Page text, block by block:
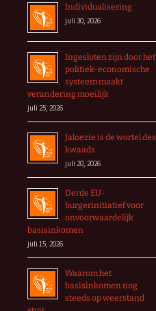
Individualisering
juli 30, 2026
Ingesloten zijn door het
politiek-economische
systeem maakt
verandering moeilijk
juli 25, 2026
Jaloezie is de wortel des
kwaads
juli 20, 2026
Derde EU-
burgerinitiatief voor
onvoorwaardelijk
basisinkomen
juli 15, 2026
Waarom het
basisinkomen nog
steeds op weerstand